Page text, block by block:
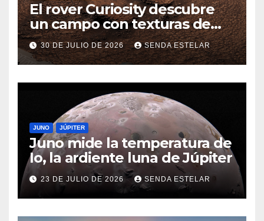
El rover Curiosity descubre
un campo con texturas de
panal
30 DE JULIO DE 2026 SENDA ESTELAR
JUNO JÚPITER
Juno mide la temperatura de
Io, la ardiente luna de Júpiter
23 DE JULIO DE 2026 SENDA ESTELAR